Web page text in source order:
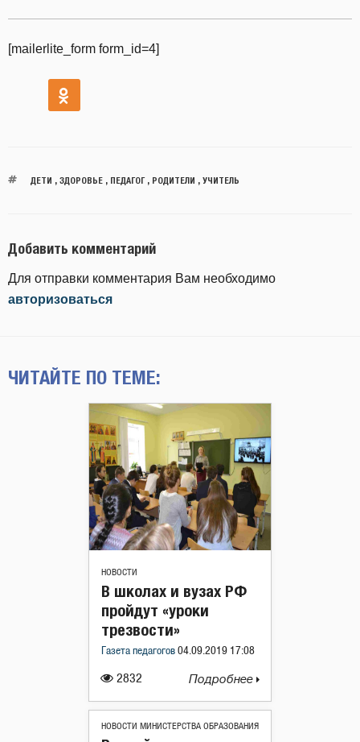
[mailerlite_form form_id=4]
ДЕТИ , ЗДОРОВЬЕ, ПЕДАГОГ, РОДИТЕЛИ , УЧИТЕЛЬ
Добавить комментарий
Для отправки комментария Вам необходимо
авторизоваться
ЧИТАЙТЕ ПО ТЕМЕ:
НОВОСТИ
2832
В школах и вузах РФ
пройдут «уроки
трезвости»
Газета педагогов 04.09.2019 17:08
Подробнее
НОВОСТИ МИНИСТЕРСТВА ОБРАЗОВАНИЯ